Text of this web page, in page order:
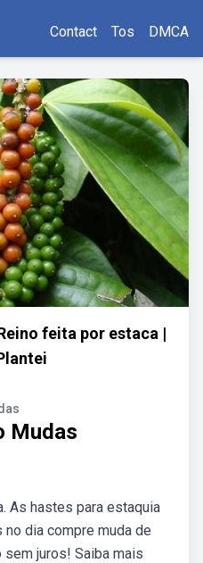
Contact Tos DMCA
feita por estaca |
Mudas
As hastes para estaquia
dia compre muda de
juros! Saiba mais